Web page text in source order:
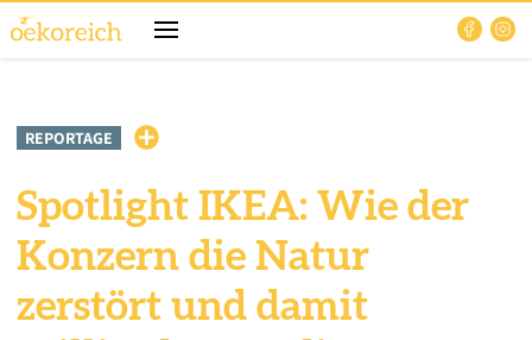
REPORTAGE
Spotlight IKEA: Wie der
Konzern die Natur
zerstört und damit